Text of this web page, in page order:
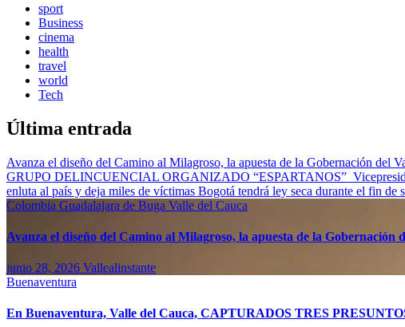
sport
Business
cinema
health
travel
world
Tech
Última entrada
Avanza el diseño del Camino al Milagroso, la apuesta de la Gobernación del
GRUPO DELINCUENCIAL ORGANIZADO “ESPARTANOS”
enluta al país y deja miles de víctimas Bogotá tendrá ley seca durante el fin de
Colombia Guadalajara de Buga Valle del Cauca
Avanza el diseño del Camino al Milagroso, la apuesta de la Gobernación
junio 28, 2026 Vallealinstante
Buenaventura
En Buenaventura, Valle del Cauca, CAPTURADOS TRES